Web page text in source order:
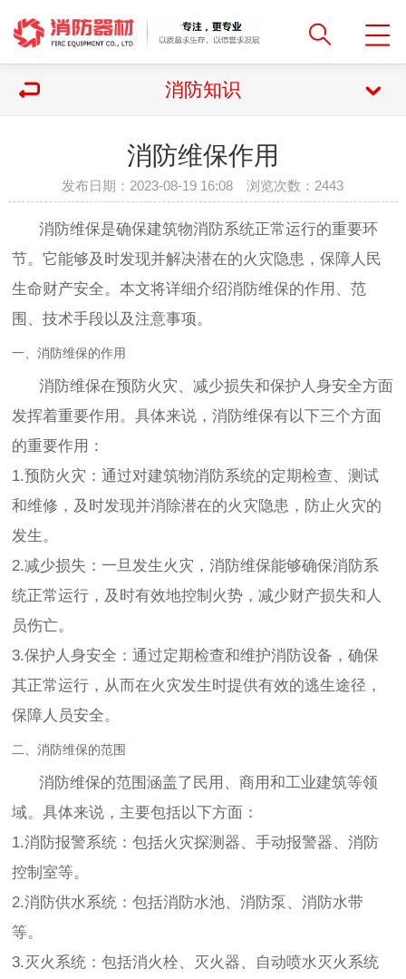
消防知识
消防维保作用
发布日期：2023-08-19 16:08 浏览次数： 2443
消防维保是确保建筑物消防系统正常运行的重要环
节。它能够及时发现并解决潜在的火灾隐患，保障人民
生命财产安全。本文将详细介绍消防维保的作用、范
围、技术手段以及注意事项。
一、消防维保的作用
消防维保在预防火灾、减少损失和保护人身安全方面
发挥着重要作用。具体来说，消防维保有以下三个方面
的重要作用：
1.预防火灾：通过对建筑物消防系统的定期检查、测试
和维修，及时发现并消除潜在的火灾隐患，防止火灾的
发生。
2.减少损失：一旦发生火灾，消防维保能够确保消防系
统正常运行，及时有效地控制火势，减少财产损失和人
员伤亡。
3.保护人身安全：通过定期检查和维护消防设备，确保
其正常运行，从而在火灾发生时提供有效的逃生途径，
保障人员安全。
二、消防维保的范围
消防维保的范围涵盖了民用、商用和工业建筑等领
域。具体来说，主要包括以下方面：
1.消防报警系统：包括火灾探测器、手动报警器、消防
控制室等。
2.消防供水系统：包括消防水池、消防泵、消防水带
等。
3.灭火系统：包括消火栓、灭火器、自动喷水灭火系统